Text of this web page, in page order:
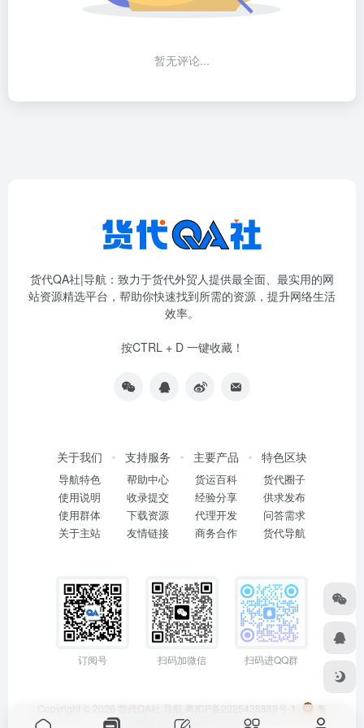
暂无评论...
货代QA社|导航：致力于货代外贸人提供最全面、最实用的网
站资源精选平台，帮助你快速找到所需的资源，提升网络生活
效率。
按CTRL + D 一键收藏！
关于我们
导航特色
使用说明
使用群体
关于主站
支持服务
帮助中心
收录提交
下载资源
友情链接
主要产品
货运百科
经验分享
代理开发
商务合作
特色区块
货代圈子
供求发布
问答需求
货代导航
订阅号 扫码加微信 扫码进QQ群
Copyright © 2026 货代QA社·导航 粤ICP备2025438889号-1
粤
公网安备44011402001114号